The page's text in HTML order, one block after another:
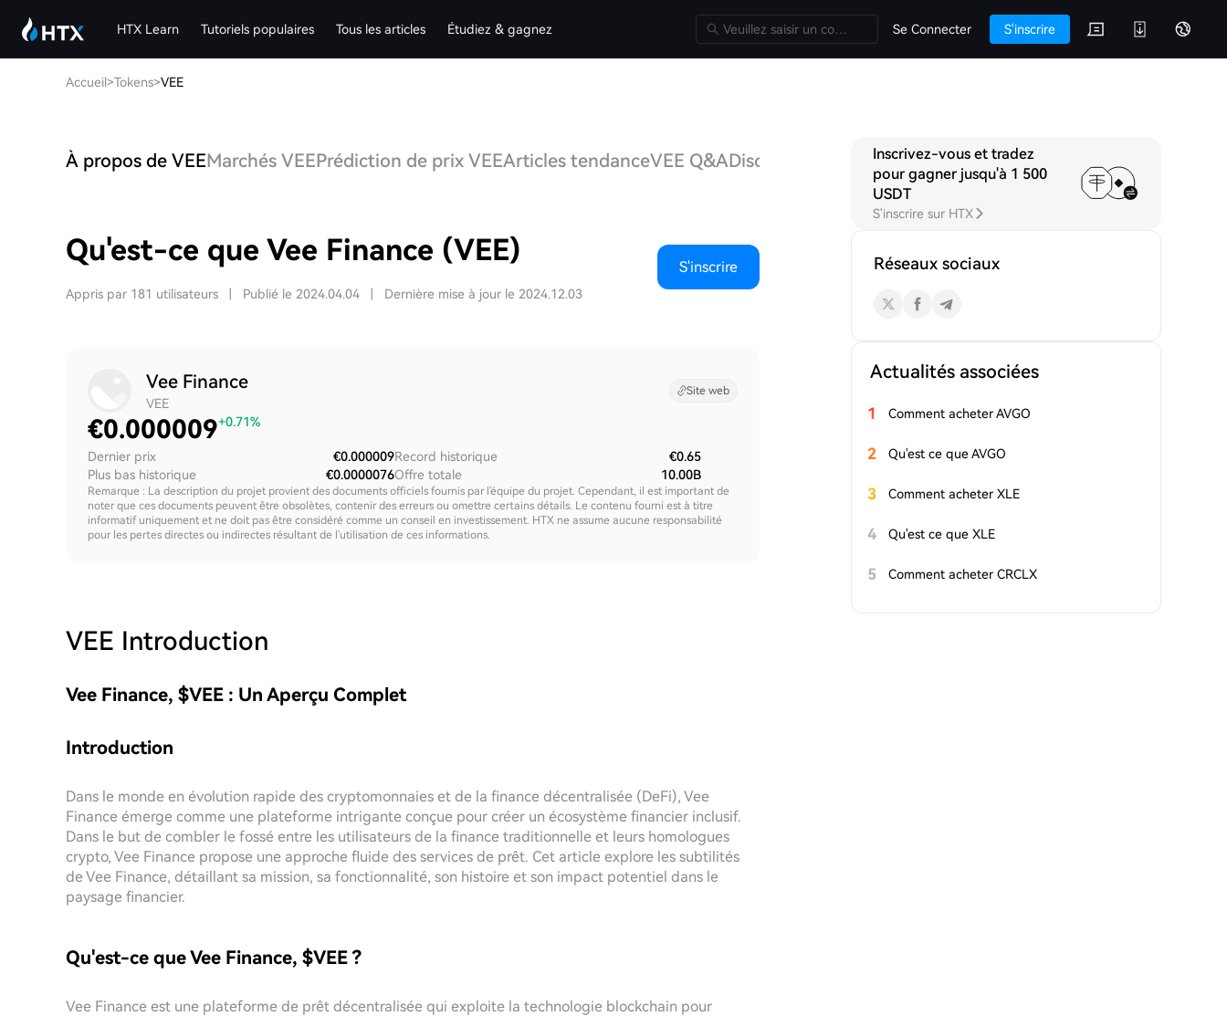
HTX Learn Tutoriels populaires Tous les articles Étudiez & gagnez Se Connecter S'inscrire
Accueil>Tokens>VEE
À propos de VEEMarchés VEEPrédiction de prix VEEArticles tendanceVEE Q&ADiscussions
Qu'est-ce que Vee Finance (VEE)
Appris par 181 utilisateurs Publié le 2024.04.04 Dernière mise à jour le 2024.12.03
S'inscrire
Vee Finance
VEE
Site web
€0.000009+0.71%
Dernier prix
€0.000009
Plus bas historique
€0.0000076
Record historique
€0.65
Offre totale
10.00B
Remarque : La description du projet provient des documents officiels fournis par l'équipe du projet. Cependant, il est important de
noter que ces documents peuvent être obsolètes, contenir des erreurs ou omettre certains détails. Le contenu fourni est à titre
informatif uniquement et ne doit pas être considéré comme un conseil en investissement. HTX ne assume aucune responsabilité
pour les pertes directes ou indirectes résultant de l'utilisation de ces informations.
VEE Introduction
Vee Finance, $VEE : Un Aperçu Complet
Introduction
Dans le monde en évolution rapide des cryptomonnaies et de la finance décentralisée (DeFi), Vee
Finance émerge comme une plateforme intrigante conçue pour créer un écosystème financier inclusif.
Dans le but de combler le fossé entre les utilisateurs de la finance traditionnelle et leurs homologues
crypto, Vee Finance propose une approche fluide des services de prêt. Cet article explore les subtilités
de Vee Finance, détaillant sa mission, sa fonctionnalité, son histoire et son impact potentiel dans le
paysage financier.
Qu'est-ce que Vee Finance, $VEE ?
Vee Finance est une plateforme de prêt décentralisée qui exploite la technologie blockchain pour
Inscrivez-vous et tradez
pour gagner jusqu'à 1 500
USDT
S'inscrire sur HTX
Réseaux sociaux
Actualités associées
1 Comment acheter AVGO
2 Qu'est ce que AVGO
3 Comment acheter XLE
4 Qu'est ce que XLE
5 Comment acheter CRCLX